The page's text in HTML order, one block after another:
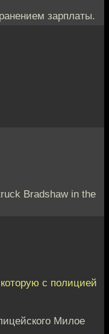
зарплаты.
Bradshaw in the
с полицией
Милое